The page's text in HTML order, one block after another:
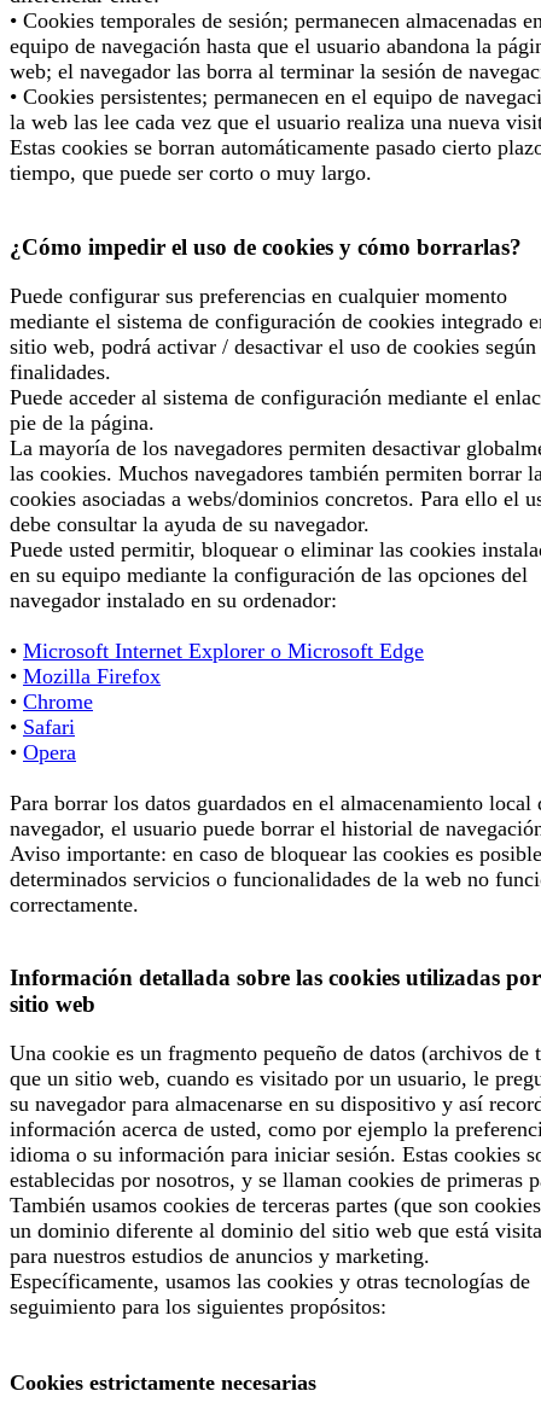
• Cookies temporales de sesión; permanecen almacenadas
equipo de navegación hasta que el usuario abandona la
web; el navegador las borra al terminar la sesión de
• Cookies persistentes; permanecen en el equipo de
la web las lee cada vez que el usuario realiza una nueva
Estas cookies se borran automáticamente pasado cierto
tiempo, que puede ser corto o muy largo.
¿Cómo impedir el uso de cookies y cómo borrarlas?
Puede configurar sus preferencias en cualquier momento
mediante el sistema de configuración de cookies integrado
sitio web, podrá activar / desactivar el uso de cookies según
finalidades.
Puede acceder al sistema de configuración mediante el
pie de la página.
La mayoría de los navegadores permiten desactivar
las cookies. Muchos navegadores también permiten borrar
cookies asociadas a webs/dominios concretos. Para ello el
debe consultar la ayuda de su navegador.
Puede usted permitir, bloquear o eliminar las cookies
en su equipo mediante la configuración de las opciones del
navegador instalado en su ordenador:
• Microsoft Internet Explorer o Microsoft Edge
• Mozilla Firefox
• Chrome
• Safari
• Opera
Para borrar los datos guardados en el almacenamiento local
navegador, el usuario puede borrar el historial de
Aviso importante: en caso de bloquear las cookies es
determinados servicios o funcionalidades de la web no
correctamente.
Información detallada sobre las cookies utilizadas por
sitio web
Una cookie es un fragmento pequeño de datos (archivos de
que un sitio web, cuando es visitado por un usuario, le
su navegador para almacenarse en su dispositivo y así
información acerca de usted, como por ejemplo la
idioma o su información para iniciar sesión. Estas cookies
establecidas por nosotros, y se llaman cookies de primeras
También usamos cookies de terceras partes (que son
un dominio diferente al dominio del sitio web que está
para nuestros estudios de anuncios y marketing.
Específicamente, usamos las cookies y otras tecnologías de
seguimiento para los siguientes propósitos:
Cookies estrictamente necesarias